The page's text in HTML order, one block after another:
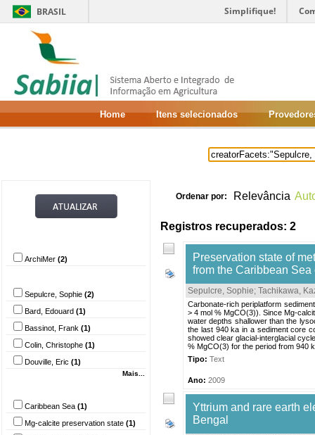
BRASIL Simplifique!
Home Itens selecionados
ArchiMer (2)
Sepulcre, Sophie (2)
Bard, Edouard (1)
Bassinot, Frank (1)
Colin, Christophe (1)
Douville, Eric (1)
Mais...
Caribbean Sea (1)
Mg-calcite preservation state (1)
Ordenar por: Relevância
Registros recuperados: 2
Preservation state of
from the Caribbean
Sepulcre, Sophie; Tachikawa,
Carbonate-rich periplatform
> 4 mol % MgCO(3)). Since Mg-
water depths shallower than the
the last 940 ka in a sediment core
showed clear glacial-interglacial
% MgCO(3) for the period from 940
Tipo: Text
Ano: 2009
Yttrium and rare earth
Bengal